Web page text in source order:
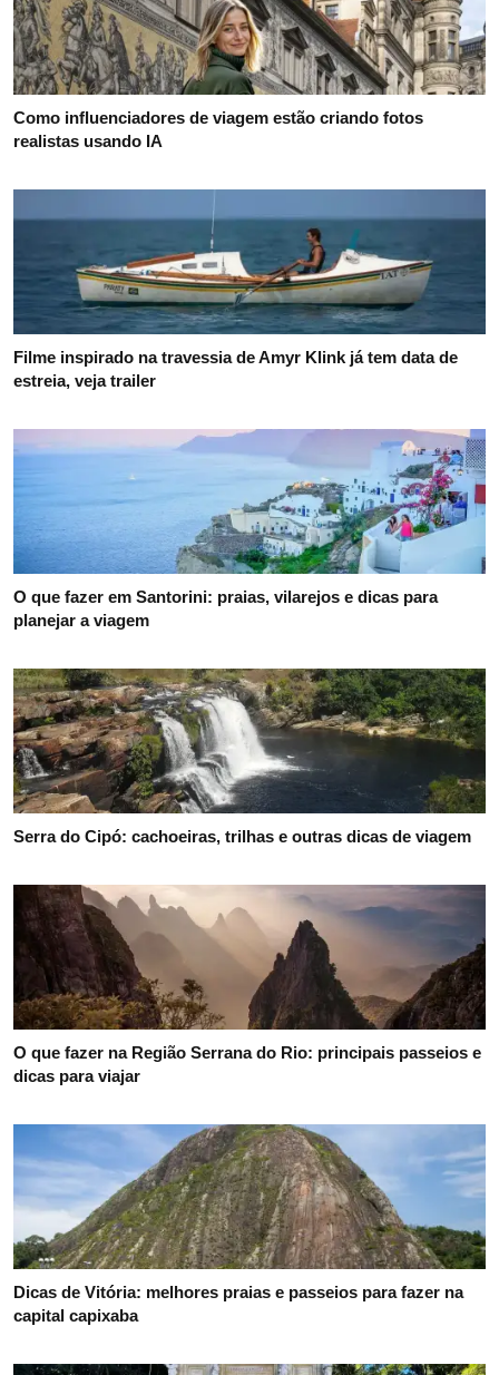
Como influenciadores de viagem estão criando fotos
realistas usando IA
Filme inspirado na travessia de Amyr Klink já tem data de
estreia, veja trailer
O que fazer em Santorini: praias, vilarejos e dicas para
planejar a viagem
Serra do Cipó: cachoeiras, trilhas e outras dicas de viagem
O que fazer na Região Serrana do Rio: principais passeios e
dicas para viajar
Dicas de Vitória: melhores praias e passeios para fazer na
capital capixaba